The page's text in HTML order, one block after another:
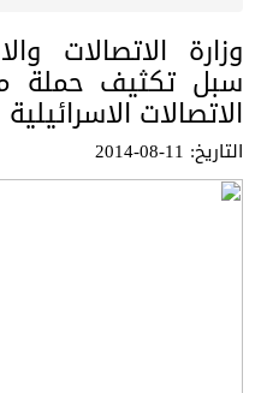
وزارة الاتصالات
سبل تكثيف حملة
الاتصالات الاسرائيلية
التاريخ: 11-08-2014